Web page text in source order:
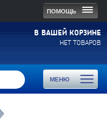
ПОМОЩЬ
В ВАШЕЙ КОРЗИНЕ
НЕТ ТОВАРОВ
МЕНЮ
Toggle